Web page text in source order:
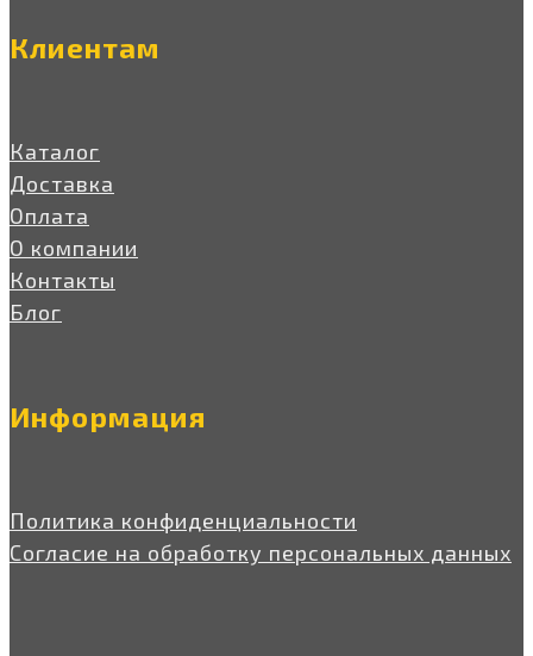
Клиентам
Каталог
Доставка
Оплата
О компании
Контакты
Блог
Информация
Политика конфиденциальности
Согласие на обработку персональных данных